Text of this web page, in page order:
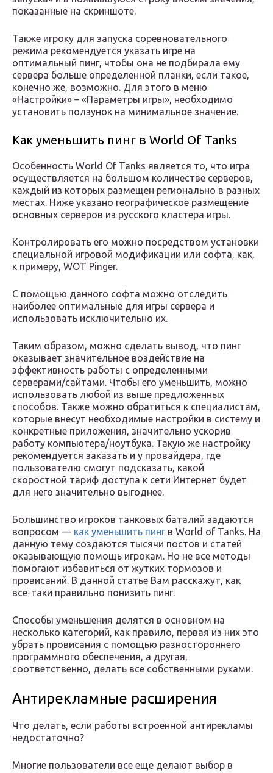
показанные на скриншоте.
Также игроку для запуска соревновательного
режима рекомендуется указать игре на
оптимальный пинг, чтобы она не подбирала ему
сервера больше определенной планки, если такое,
конечно же, возможно. Для этого в меню
«Настройки» – «Параметры игры», необходимо
установить ползунок на минимальное значение.
Как уменьшить пинг в World Of Tanks
Особенность World Of Tanks является то, что игра
осуществляется на большом количестве серверов,
каждый из которых размещен регионально в разных
местах. Ниже указано географическое размещение
основных серверов из русского кластера игры.
Контролировать его можно посредством установки
специальной игровой модификации или софта, как,
к примеру, WOT Pinger.
С помощью данного софта можно отследить
наиболее оптимальные для игры сервера и
использовать исключительно их.
Таким образом, можно сделать вывод, что пинг
оказывает значительное воздействие на
эффективность работы с определенными
серверами/сайтами. Чтобы его уменьшить, можно
использовать любой из выше предложенных
способов. Также можно обратиться к специалистам,
которые внесут необходимые настройки в систему и
конкретные приложения, значительно ускорив
работу компьютера/ноутбука. Такую же настройку
рекомендуется заказать и у провайдера, где
пользователю смогут подсказать, какой
скоростной тариф доступа к сети Интернет будет
для него значительно выгоднее.
Большинство игроков танковых баталий задаются
вопросом — как уменьшить пингв World of Tanks. На
данную тему создаются тысячи постов и статей
оказывающую помощь игрокам. Но не все методы
помогают избавиться от жутких тормозов и
провисаний. В данной статье Вам расскажут, как
все-таки правильно понизить пинг.
Способы уменьшения делятся в основном на
несколько категорий, как правило, первая из них это
убрать провисания с помощью разностороннего
программного обеспечения, а другая,
соответственно, делать все собственными руками.
Антирекламные расширения
Что делать, если работы встроенной антирекламы
недостаточно?
Многие пользователи все еще делают выбор в